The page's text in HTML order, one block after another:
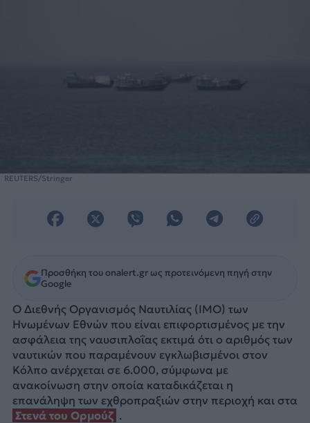
REUTERS/Stringer
Προσθήκη του onalert.gr ως προτεινόμενη πηγή στην
Google
Ο Διεθνής Οργανισμός Ναυτιλίας (IMO) των
Ηνωμένων Εθνών που είναι επιφορτισμένος με την
ασφάλεια της ναυσιπλοΐας εκτιμά ότι ο αριθμός των
ναυτικών που παραμένουν εγκλωβισμένοι στον
Κόλπο ανέρχεται σε 6.000, σύμφωνα με
ανακοίνωση στην οποία καταδικάζεται η
επανάληψη των εχθροπραξιών στην περιοχή και στα
Στενά του Ορμούζ .